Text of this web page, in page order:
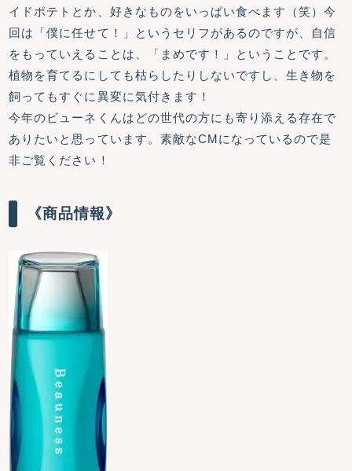
イドポテトとか、好きなものをいっぱい食べます（笑）今
回は「僕に任せて！」というセリフがあるのですが、自信
をもっていえることは、「まめです！」ということです。
植物を育てるにしても枯らしたりしないですし、生き物を
飼ってもすぐに異変に気付きます！
今年のビューネくんはどの世代の方にも寄り添える存在で
ありたいと思っています。素敵なCMになっているので是
非ご覧ください！
《商品情報》